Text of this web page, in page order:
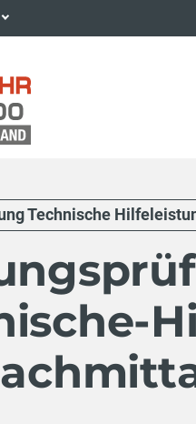
Technische